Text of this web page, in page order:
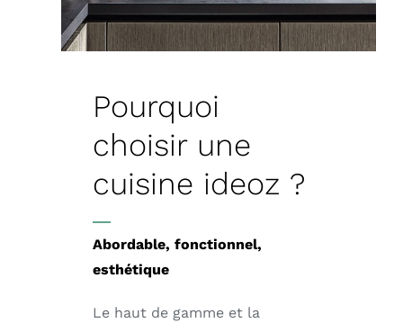
Pourquoi
choisir une
cuisine ideoz ?
Abordable, fonctionnel,
esthétique
Le haut de gamme et la